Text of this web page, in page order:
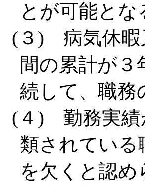
とが可能と
(３) 病気休暇
間の累計が
続して、職務
(４) 勤務実績
類されている
を欠くと認